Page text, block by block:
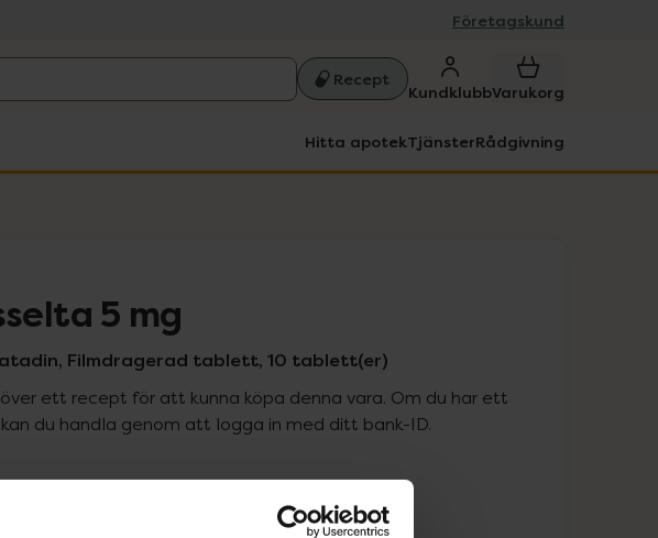
Företagskund
Recept
KundklubbVarukorg
Hitta apotekTjänsterRådgivning
5 mg
Filmdragerad tablett, 10 tablett(er)
ett recept för att kunna köpa denna vara. Om du har ett
du handla genom att logga in med ditt bank-ID.
Pris med recept
Högkostnadsskyddet gäller